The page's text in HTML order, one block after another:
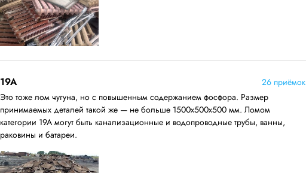
19A
26 приёмок
Это тоже лом чугуна, но с повышенным содержанием фосфора. Размер
принимаемых деталей такой же — не больше 1500х500х500 мм. Ломом
категории 19А могут быть канализационные и водопроводные трубы, ванны,
раковины и батареи.